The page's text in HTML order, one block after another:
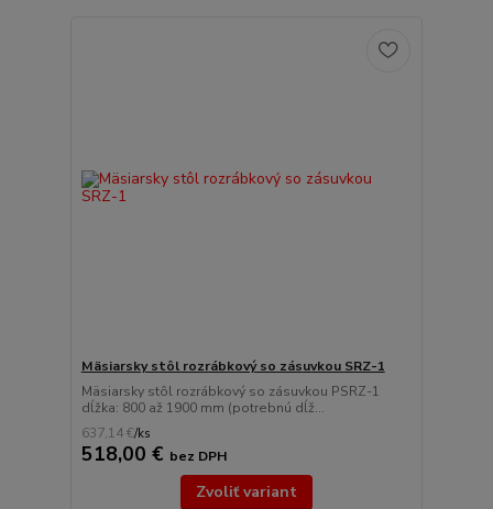
Mäsiarsky stôl rozrábkový so zásuvkou SRZ-1
Mäsiarsky stôl rozrábkový so zásuvkou PSRZ-1
dĺžka: 800 až 1900 mm (potrebnú dĺž...
637,14 €/ks
518,00 € bez DPH
Zvoliť variant